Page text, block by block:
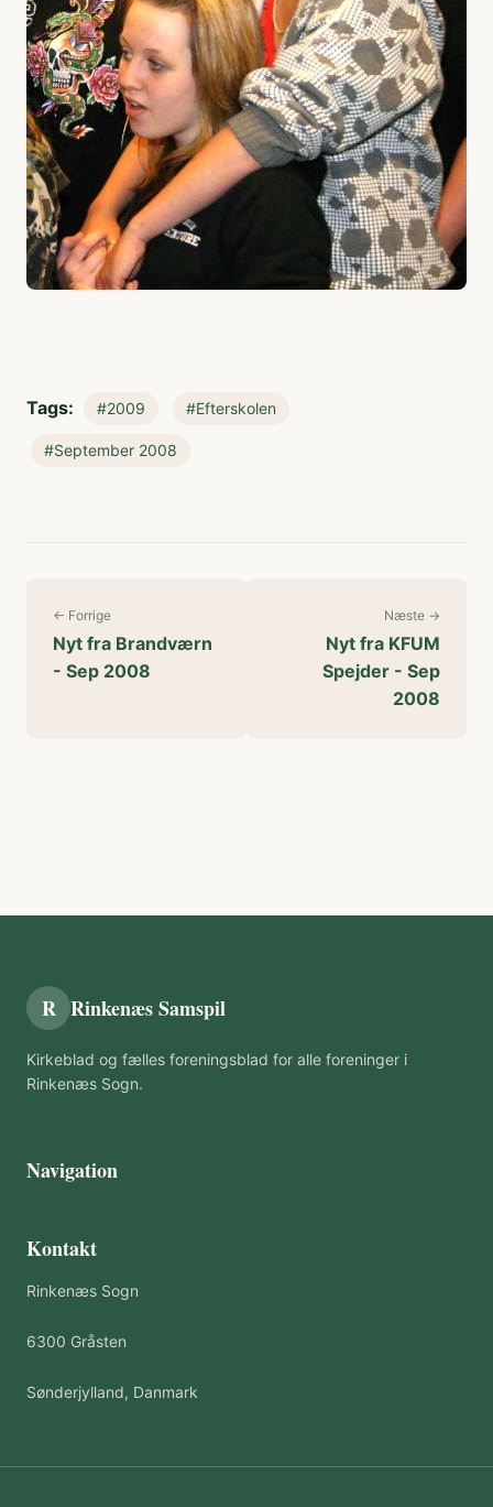
Tags: #2009 #Efterskolen
#September 2008
← Forrige
Nyt fra Brandværn
- Sep 2008
Næste →
Nyt fra KFUM
Spejder - Sep
2008
R Rinkenæs Samspil
Kirkeblad og fælles foreningsblad for alle foreninger i
Rinkenæs Sogn.
Navigation
Kontakt
Rinkenæs Sogn
6300 Gråsten
Sønderjylland, Danmark